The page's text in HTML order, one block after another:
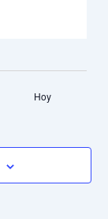
Hoy